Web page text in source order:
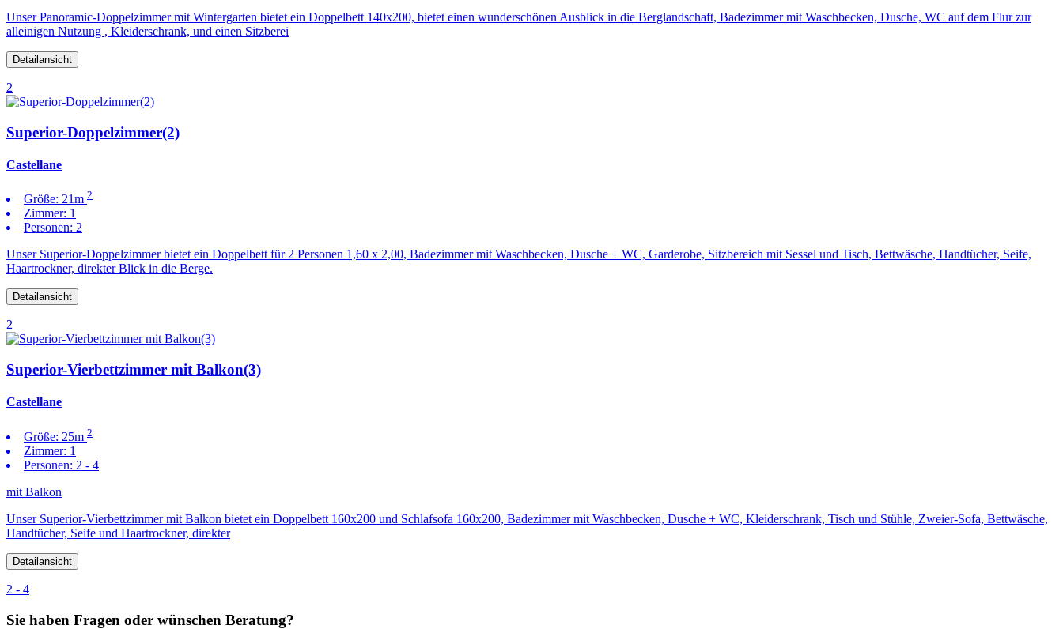
Unser Panoramic-Doppelzimmer mit Wintergarten bietet ein Doppelbett 140x200, bietet einen wunderschönen Ausblick in die Berglandschaft, Badezimmer mit Waschbecken, Dusche, WC auf dem Flur zur
alleinigen Nutzung , Kleiderschrank, und einen Sitzberei
Detailansicht
2
Superior-Doppelzimmer(2)
Castellane
Größe: 21m 2
Zimmer: 1
Personen: 2
Unser Superior-Doppelzimmer bietet ein Doppelbett für 2 Personen 1,60 x 2,00, Badezimmer mit Waschbecken, Dusche + WC, Garderobe, Sitzbereich mit Sessel und Tisch, Bettwäsche, Handtücher, Seife,
Haartrockner, direkter Blick in die Berge.
Detailansicht
2
Superior-Vierbettzimmer mit Balkon(3)
Castellane
Größe: 25m 2
Zimmer: 1
Personen: 2 - 4
mit Balkon
Unser Superior-Vierbettzimmer mit Balkon bietet ein Doppelbett 160x200 und Schlafsofa 160x200, Badezimmer mit Waschbecken, Dusche + WC, Kleiderschrank, Tisch und Stühle, Zweier-Sofa, Bettwäsche,
Handtücher, Seife und Haartrockner, direkter
Detailansicht
2 - 4
Sie haben Fragen oder wünschen Beratung?